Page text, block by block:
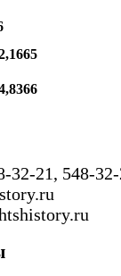
32-21, 548-